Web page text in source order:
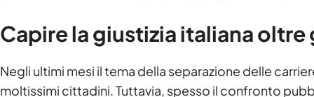
Capire la giustizia italiana oltre
Negli ultimi mesi il tema della separazione delle
moltissimi cittadini. Tuttavia, spesso il confronto